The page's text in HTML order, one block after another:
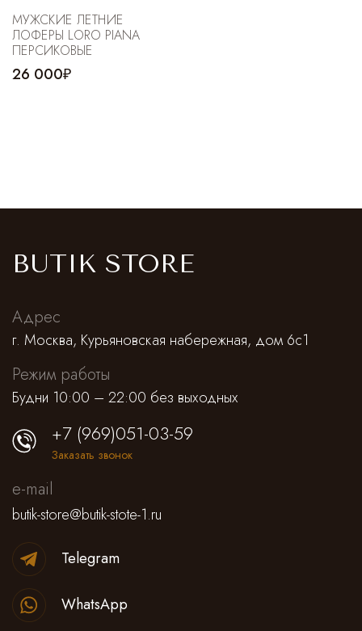
МУЖСКИЕ ЛЕТНИЕ
ЛОФЕРЫ LORO PIANA
ПЕРСИКОВЫЕ
26 000₽
BUTIK STORE
Адрес
г. Москва, Курьяновская набережная, дом 6с1
Режим работы
Будни 10:00 – 22:00 без выходных
+7 (969)051-03-59
Заказать звонок
e-mail
butik-store@butik-stote-1.ru
Telegram
WhatsApp